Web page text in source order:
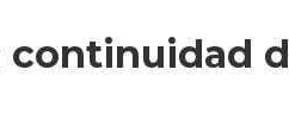
continuidad